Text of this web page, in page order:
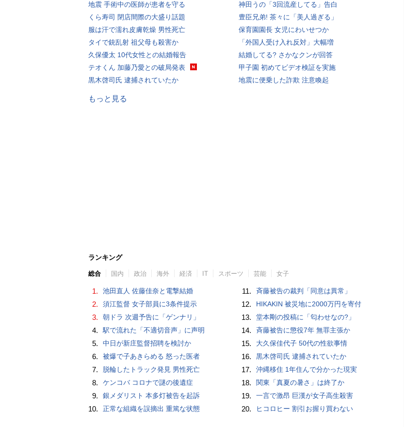
地震 手術中の医師が患者を守る
くら寿司 閉店間際の大盛り話題
服は汗で濡れ皮膚乾燥 男性死亡
タイで銃乱射 祖父母も殺害か
久保優太 10代女性との結婚報告
テオくん 加藤乃愛との破局発表
黒木啓司氏 逮捕されていたか
神田うの「3回流産してる」告白
豊臣兄弟! 茶々に「美人過ぎる」
保育園園長 女児にわいせつか
「外国人受け入れ反対」大幅増
結婚してる? さかなクンが回答
甲子園 初めてビデオ検証を実施
地震に便乗した詐欺 注意喚起
もっと見る
ランキング
総合 国内 政治 海外 経済 IT スポーツ 芸能 女子
1. 池田直人 佐藤佳奈と電撃結婚
2. 須江監督 女子部員に3条件提示
3. 朝ドラ 次週予告に「ゲンナリ」
4. 駅で流れた「不適切音声」に声明
5. 中日が新庄監督招聘を検討か
6. 被爆で子あきらめる 怒った医者
7. 脱輪したトラック発見 男性死亡
8. ケンコバ コロナで謎の後遺症
9. 銀メダリスト 本多灯被告を起訴
10. 正常な組織を誤摘出 重篤な状態
11. 斉藤被告の裁判「同意は異常」
12. HIKAKIN 被災地に2000万円を寄付
13. 堂本剛の投稿に「匂わせなの?」
14. 斉藤被告に懲役7年 無罪主張か
15. 大久保佳代子 50代の性欲事情
16. 黒木啓司氏 逮捕されていたか
17. 沖縄移住 1年住んで分かった現実
18. 関東「真夏の暑さ」は終了か
19. 一言で激昂 巨漢が女子高生殺害
20. ヒコロヒー 割引お握り買わない